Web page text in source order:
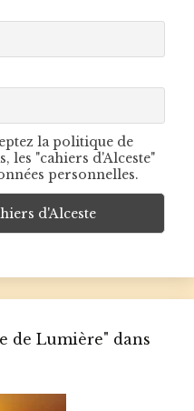
la politique de
les "cahiers d'Alceste"
personnelles.
de Lumière" dans